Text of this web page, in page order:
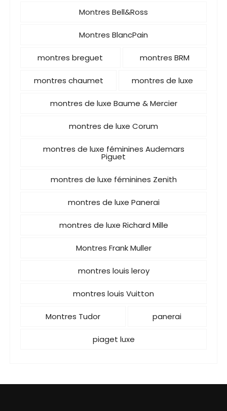
Montres Bell&Ross
Montres BlancPain
montres breguet montres BRM
montres chaumet montres de luxe
montres de luxe Baume & Mercier
montres de luxe Corum
montres de luxe féminines Audemars
Piguet
montres de luxe féminines Zenith
montres de luxe Panerai
montres de luxe Richard Mille
Montres Frank Muller
montres louis leroy
montres louis Vuitton
Montres Tudor panerai
piaget luxe